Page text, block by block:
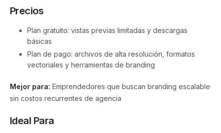
Precios
Plan gratuito: vistas previas limitadas y descargas
básicas
Plan de pago: archivos de alta resolución, formatos
vectoriales y herramientas de branding
Mejor para: Emprendedores que buscan branding escalable
sin costos recurrentes de agencia
Ideal Para